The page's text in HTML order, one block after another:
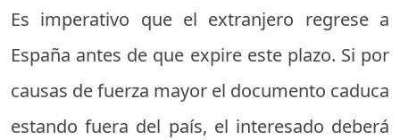
Es imperativo que el extranjero regrese a
España antes de que expire este plazo. Si por
causas de fuerza mayor el documento caduca
estando fuera del país, el interesado deberá